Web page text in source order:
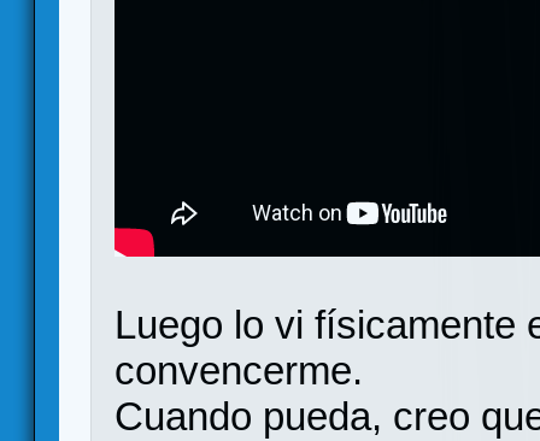
Luego lo vi físicamente
convencerme.
Cuando pueda, creo